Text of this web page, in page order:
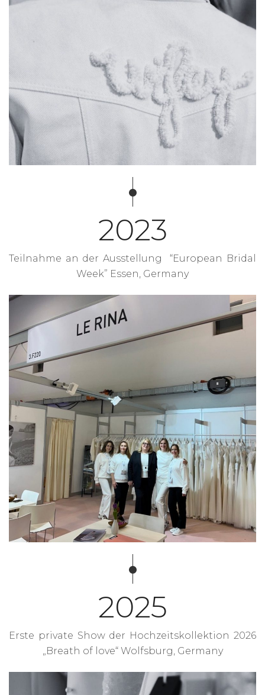
2023
Teilnahme an der Ausstellung “European Bridal
Week” Essen, Germany
2025
Erste private Show der Hochzeitskollektion 2026
„Breath of love“ Wolfsburg, Germany